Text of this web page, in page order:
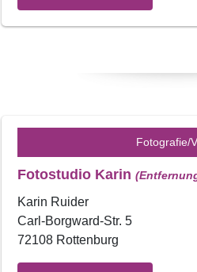
Fotografie/
Fotostudio Karin
Karin Ruider
Carl-Borgward-Str. 5
72108 Rottenburg